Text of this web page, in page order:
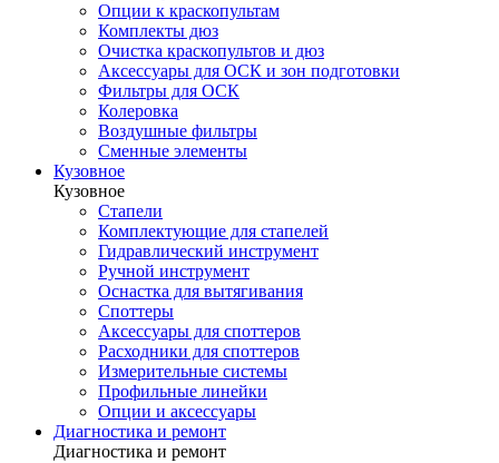
Опции к краскопультам
Комплекты дюз
Очистка краскопультов и дюз
Аксессуары для ОСК и зон подготовки
Фильтры для ОСК
Колеровка
Воздушные фильтры
Сменные элементы
Кузовное
Кузовное
Стапели
Комплектующие для стапелей
Гидравлический инструмент
Ручной инструмент
Оснастка для вытягивания
Споттеры
Аксессуары для споттеров
Расходники для споттеров
Измерительные системы
Профильные линейки
Опции и аксессуары
Диагностика и ремонт
Диагностика и ремонт